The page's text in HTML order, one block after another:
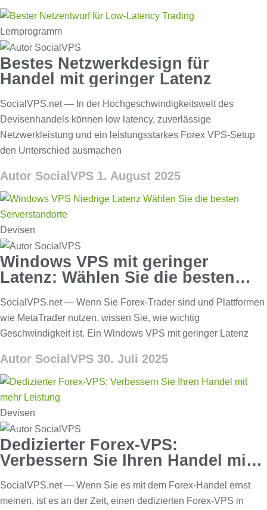
Lernprogramm
Bestes Netzwerkdesign für
Handel mit geringer Latenz
SocialVPS.net — In der Hochgeschwindigkeitswelt des
Devisenhandels können low latency, zuverlässige
Netzwerkleistung und ein leistungsstarkes Forex VPS-Setup
den Unterschied ausmachen
Autor SocialVPS 1. August 2025
Devisen
Windows VPS mit geringer
Latenz: Wählen Sie die besten
SocialVPS.net — Wenn Sie Forex-Trader sind und Plattformen
wie MetaTrader nutzen, wissen Sie, wie wichtig
Geschwindigkeit ist. Ein Windows VPS mit geringer Latenz
Autor SocialVPS 30. Juli 2025
Devisen
Dedizierter Forex-VPS:
Verbessern Sie Ihren Handel mit
SocialVPS.net — Wenn Sie es mit dem Forex-Handel ernst
meinen, ist es an der Zeit, einen dedizierten Forex-VPS in